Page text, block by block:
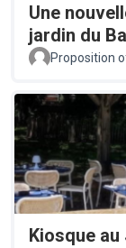
Une
jardin du
Proposition
Kiosque